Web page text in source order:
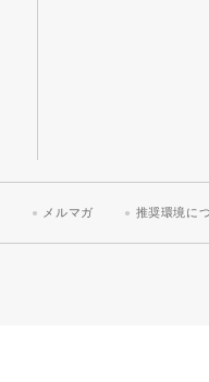
メルマガ 推奨環境に